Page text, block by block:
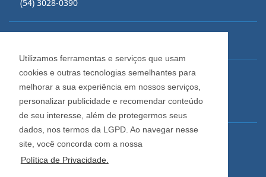
Utilizamos ferramentas e serviços que usam
cookies e outras tecnologias semelhantes para
melhorar a sua experiência em nossos serviços,
personalizar publicidade e recomendar conteúdo
de seu interesse, além de protegermos seus
dados, nos termos da LGPD. Ao navegar nesse
site, você concorda com a nossa
Política de Privacidade.
(54) 3223-0370
(54) 3028-0380
vendas@imobiliariacadore.com.br
Imobiliária Cadore
Rua Os Dezoito do Forte, 1622, Centro
Caxias do Sul - Rio Grande do Sul